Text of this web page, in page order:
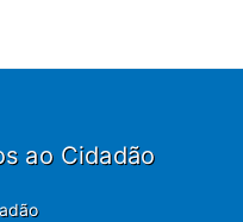
ao Cidadão